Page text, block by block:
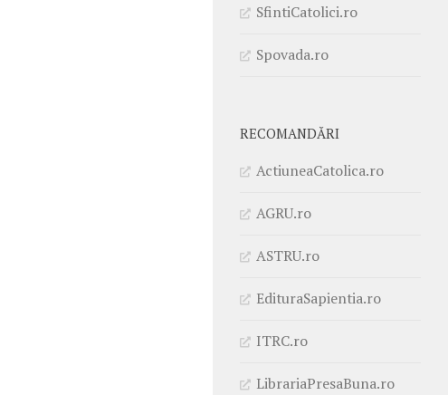
SfintiCatolici.ro
Spovada.ro
RECOMANDĂRI
ActiuneaCatolica.ro
AGRU.ro
ASTRU.ro
EdituraSapientia.ro
ITRC.ro
LibrariaPresaBuna.ro